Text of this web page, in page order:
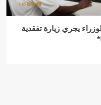
يجري زيارة تفقدية